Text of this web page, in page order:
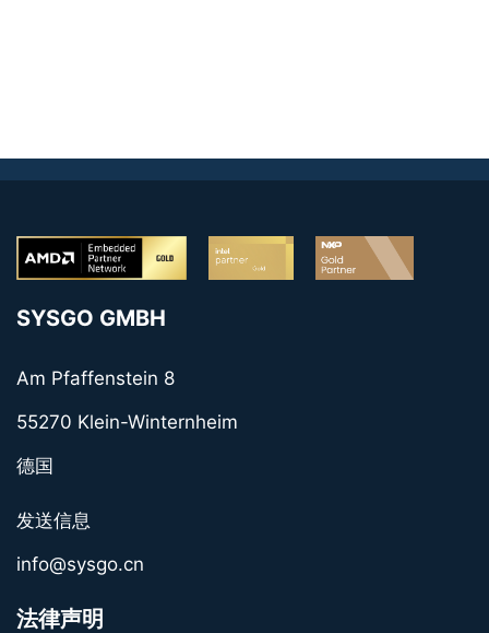
SYSGO GMBH
Am Pfaffenstein 8
55270 Klein-Winternheim
德国
发送信息
info@sysgo.cn
法律声明